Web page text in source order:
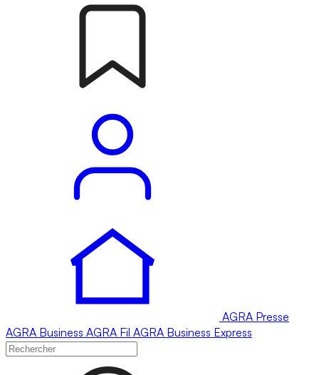
AGRA Presse
AGRA Business AGRA Fil AGRA Business Express